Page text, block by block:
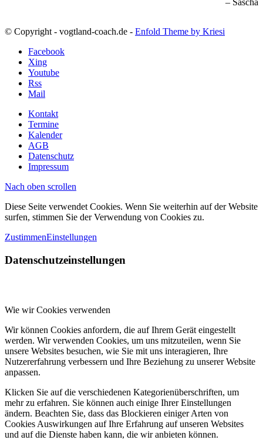
Sascha
© Copyright - vogtland-coach.de - Enfold Theme by Kriesi
Facebook
Xing
Youtube
Rss
Mail
Kontakt
Termine
Kalender
AGB
Datenschutz
Impressum
Nach oben scrollen
Diese Seite verwendet Cookies. Wenn Sie weiterhin auf der Website
surfen, stimmen Sie der Verwendung von Cookies zu.
ZustimmenEinstellungen
Datenschutzeinstellungen
Wie wir Cookies verwenden
Wir können Cookies anfordern, die auf Ihrem Gerät eingestellt
werden. Wir verwenden Cookies, um uns mitzuteilen, wenn Sie
unsere Websites besuchen, wie Sie mit uns interagieren, Ihre
Nutzererfahrung verbessern und Ihre Beziehung zu unserer Website
anpassen.
Klicken Sie auf die verschiedenen Kategorienüberschriften, um
mehr zu erfahren. Sie können auch einige Ihrer Einstellungen
ändern. Beachten Sie, dass das Blockieren einiger Arten von
Cookies Auswirkungen auf Ihre Erfahrung auf unseren Websites
und auf die Dienste haben kann, die wir anbieten können.